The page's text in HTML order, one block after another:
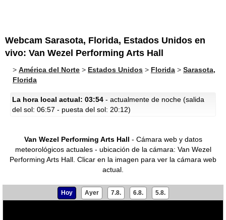
Webcam Sarasota, Florida, Estados Unidos en
vivo: Van Wezel Performing Arts Hall
> América del Norte > Estados Unidos > Florida > Sarasota,
Florida
La hora local actual: 03:54 - actualmente de noche (salida
del sol: 06:57 - puesta del sol: 20:12)
Van Wezel Performing Arts Hall - Cámara web y datos
meteorológicos actuales - ubicación de la cámara: Van Wezel
Performing Arts Hall. Clicar en la imagen para ver la cámara web
actual.
Hoy Ayer 7.8. 6.8. 5.8.